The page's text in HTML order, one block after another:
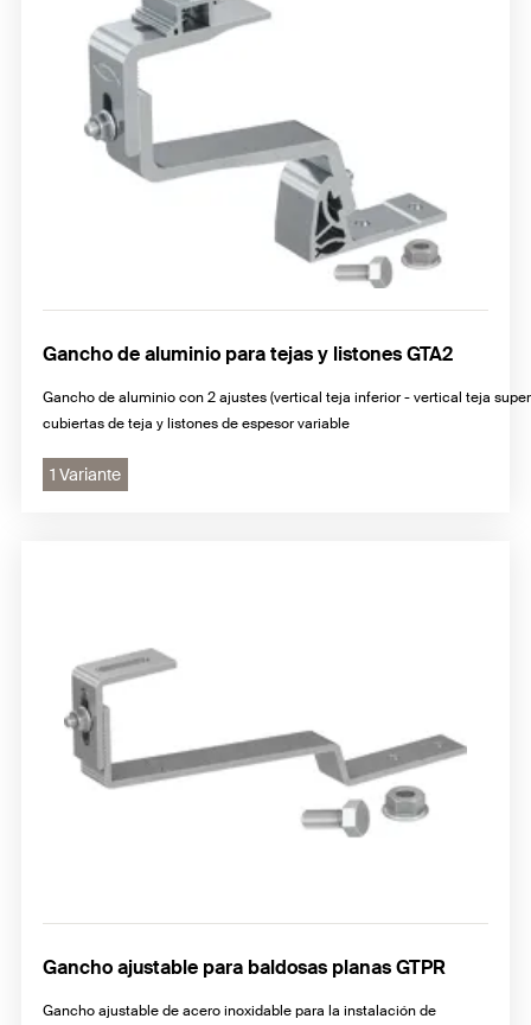
Gancho de aluminio para tejas y listones GTA2
Gancho de aluminio con 2 ajustes (vertical teja inferior - vertical teja
cubiertas de teja y listones de espesor variable
1 Variante
Gancho ajustable para baldosas planas GTPR
Gancho ajustable de acero inoxidable para la instalación de